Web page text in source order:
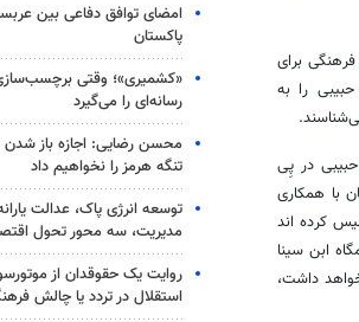
برای
را به
در پِی
با همکاری
کرده اند
ابن سینا
داشت،
امضای توافق دفاعی بین
پاکستان
«کشمیری»؛ وقتی
رسانه‌ای را می‌گیرد
محسن رضایی: اجازه باز
تنگه هرمز را نخواهیم داد
توسعه انرژی پاک، عدالت
مدیریت، سه محور تحول
روایت یک حقوقدان از
استقلال در تردد یا چالش